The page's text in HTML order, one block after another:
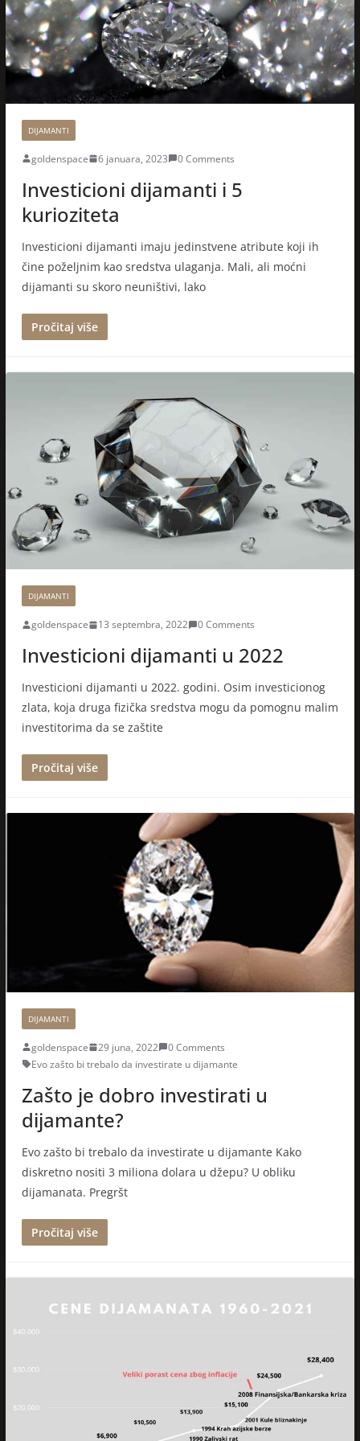
DIJAMANTI
goldenspace 6 januara, 2023 0 Comments
Investicioni dijamanti i 5
kurioziteta
Investicioni dijamanti imaju jedinstvene atribute koji ih
čine poželjnim kao sredstva ulaganja. Mali, ali moćni
dijamanti su skoro neuništivi, lako
Pročitaj više
DIJAMANTI
goldenspace 13 septembra, 2022 0 Comments
Investicioni dijamanti u 2022
Investicioni dijamanti u 2022. godini. Osim investicionog
zlata, koja druga fizička sredstva mogu da pomognu malim
investitorima da se zaštite
Pročitaj više
DIJAMANTI
goldenspace 29 juna, 2022
0 Comments
Evo zašto bi trebalo da investirate u dijamante
Zašto je dobro investirati u
dijamante?
Evo zašto bi trebalo da investirate u dijamante Kako
diskretno nositi 3 miliona dolara u džepu? U obliku
dijamanata. Pregršt
Pročitaj više